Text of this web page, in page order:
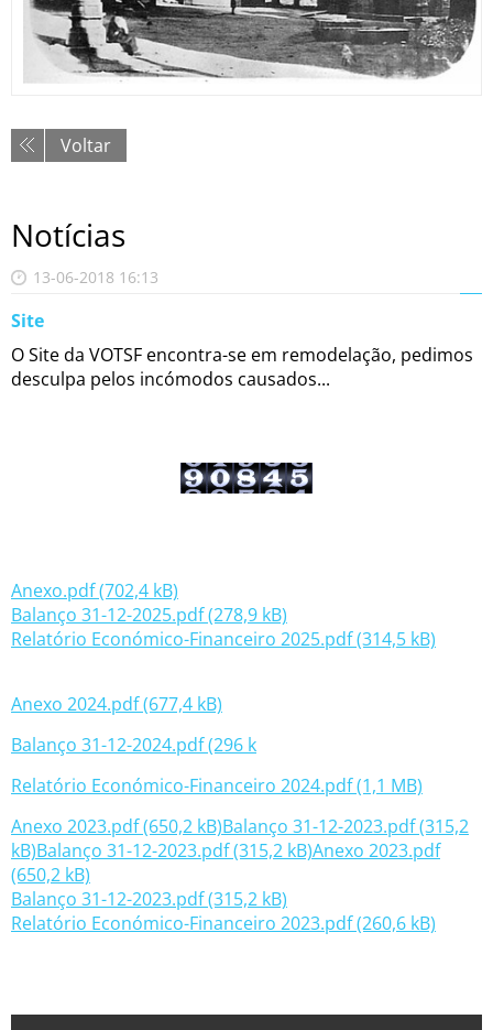
Voltar
Notícias
13-06-2018 16:13
Site
O Site da VOTSF encontra-se em remodelação, pedimos
desculpa pelos incómodos causados...
Anexo.pdf (702,4 kB)
Balanço 31-12-2025.pdf (278,9 kB)
Relatório Económico-Financeiro 2025.pdf (314,5 kB)
Anexo 2024.pdf (677,4 kB)
Balanço 31-12-2024.pdf (296 k
Relatório Económico-Financeiro 2024.pdf (1,1 MB)
Anexo 2023.pdf (650,2 kB)Balanço 31-12-2023.pdf (315,2
kB)Balanço 31-12-2023.pdf (315,2 kB)Anexo 2023.pdf
(650,2 kB)
Balanço 31-12-2023.pdf (315,2 kB)
Relatório Económico-Financeiro 2023.pdf (260,6 kB)